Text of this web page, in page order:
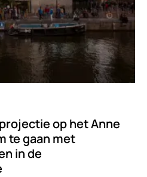
op het Anne
te gaan met
in de